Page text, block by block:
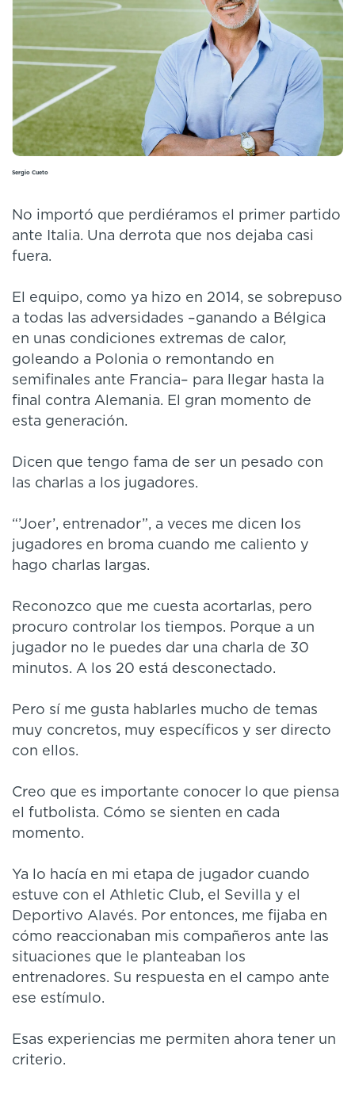
Sergio Cueto
No importó que perdiéramos el primer partido
ante Italia. Una derrota que nos dejaba casi
fuera.
El equipo, como ya hizo en 2014, se sobrepuso
a todas las adversidades –ganando a Bélgica
en unas condiciones extremas de calor,
goleando a Polonia o remontando en
semifinales ante Francia– para llegar hasta la
final contra Alemania. El gran momento de
esta generación.
Dicen que tengo fama de ser un pesado con
las charlas a los jugadores.
“’Joer’, entrenador”, a veces me dicen los
jugadores en broma cuando me caliento y
hago charlas largas.
Reconozco que me cuesta acortarlas, pero
procuro controlar los tiempos. Porque a un
jugador no le puedes dar una charla de 30
minutos. A los 20 está desconectado.
Pero sí me gusta hablarles mucho de temas
muy concretos, muy específicos y ser directo
con ellos.
Creo que es importante conocer lo que piensa
el futbolista. Cómo se sienten en cada
momento.
Ya lo hacía en mi etapa de jugador cuando
estuve con el Athletic Club, el Sevilla y el
Deportivo Alavés. Por entonces, me fijaba en
cómo reaccionaban mis compañeros ante las
situaciones que le planteaban los
entrenadores. Su respuesta en el campo ante
ese estímulo.
Esas experiencias me permiten ahora tener un
criterio.